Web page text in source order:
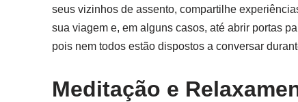
seus vizinhos de assento, compartilhe
sua viagem e, em alguns casos, até abrir portas
pois nem todos estão dispostos a conversar
Meditação e